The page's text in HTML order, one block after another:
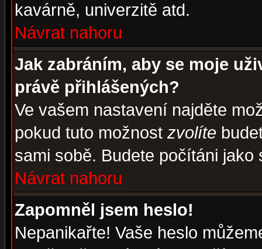
kavárně, univerzitě atd.
Návrat nahoru
Jak zabráním, aby se moje
právě přihlášených?
Ve vašem nastavení najděte
pokud tuto možnost zvolíte
sami sobě. Budete počítáni jako
Návrat nahoru
Zapomněl jsem heslo!
Nepanikařte! Vaše heslo